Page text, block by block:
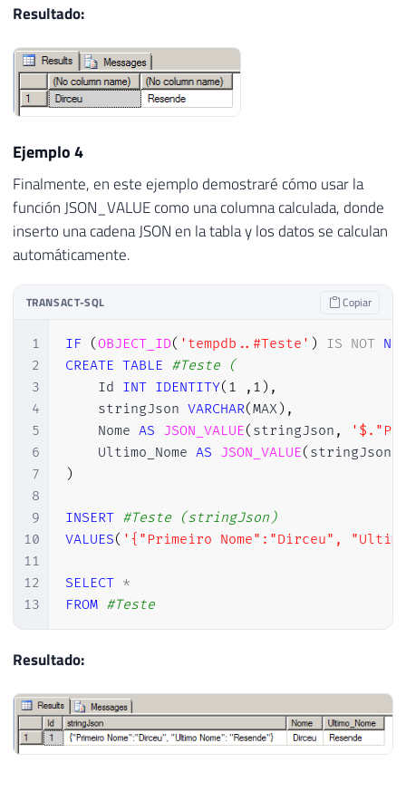
38
40
41
42
43
45
46
47
48
49
SELECT
JSON_VALUE(@stringJson
JSON_VALUE(
JSON_VALUE(@stringJson
JSON_VALUE(@stringJson,
JSON_VALUE(@stringJson ,
JSON_VALUE
Resultado:
Ejemplo 4
Finalmente, en este ejemplo demostraré cómo usar la
función JSON_VALUE como una columna calculada, donde
inserto una cadena JSON en la tabla y los datos se calculan
automáticamente.
TRANSACT-SQL Copiar
1
2
3
4
5
6
7
8
9
10
11
12
13
IF (OBJECT_ID( 'tempdb..#Teste' ) IS NOT
CREATE TABLE #Teste (
    Id
INT IDENTITY( 1 , 1 ) ,
    stringJson
VARCHAR(MAX) ,
    Nome
AS JSON_VALUE( stringJson ,
    Ultimo_Nome
AS JSON_VALUE( stringJson
)
INSERT #Teste (stringJson)
VALUES( '{"Primeiro Nome":"Dirceu",
SELECT *
FROM #Teste
Resultado: